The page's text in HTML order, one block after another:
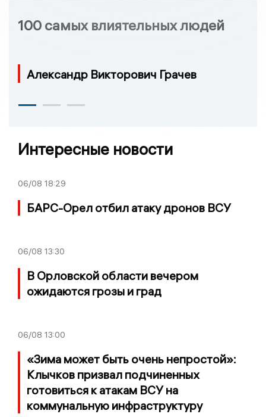
100 самых влиятельных людей
Александр Викторович Грачев
Интересные новости
06/08 18:29
БАРС-Орел отбил атаку дронов ВСУ
06/08 13:30
В Орловской области вечером
ожидаются грозы и град
06/08 13:00
«Зима может быть очень непростой»:
Клычков призвал подчиненных
готовиться к атакам ВСУ на
коммунальную инфраструктуру